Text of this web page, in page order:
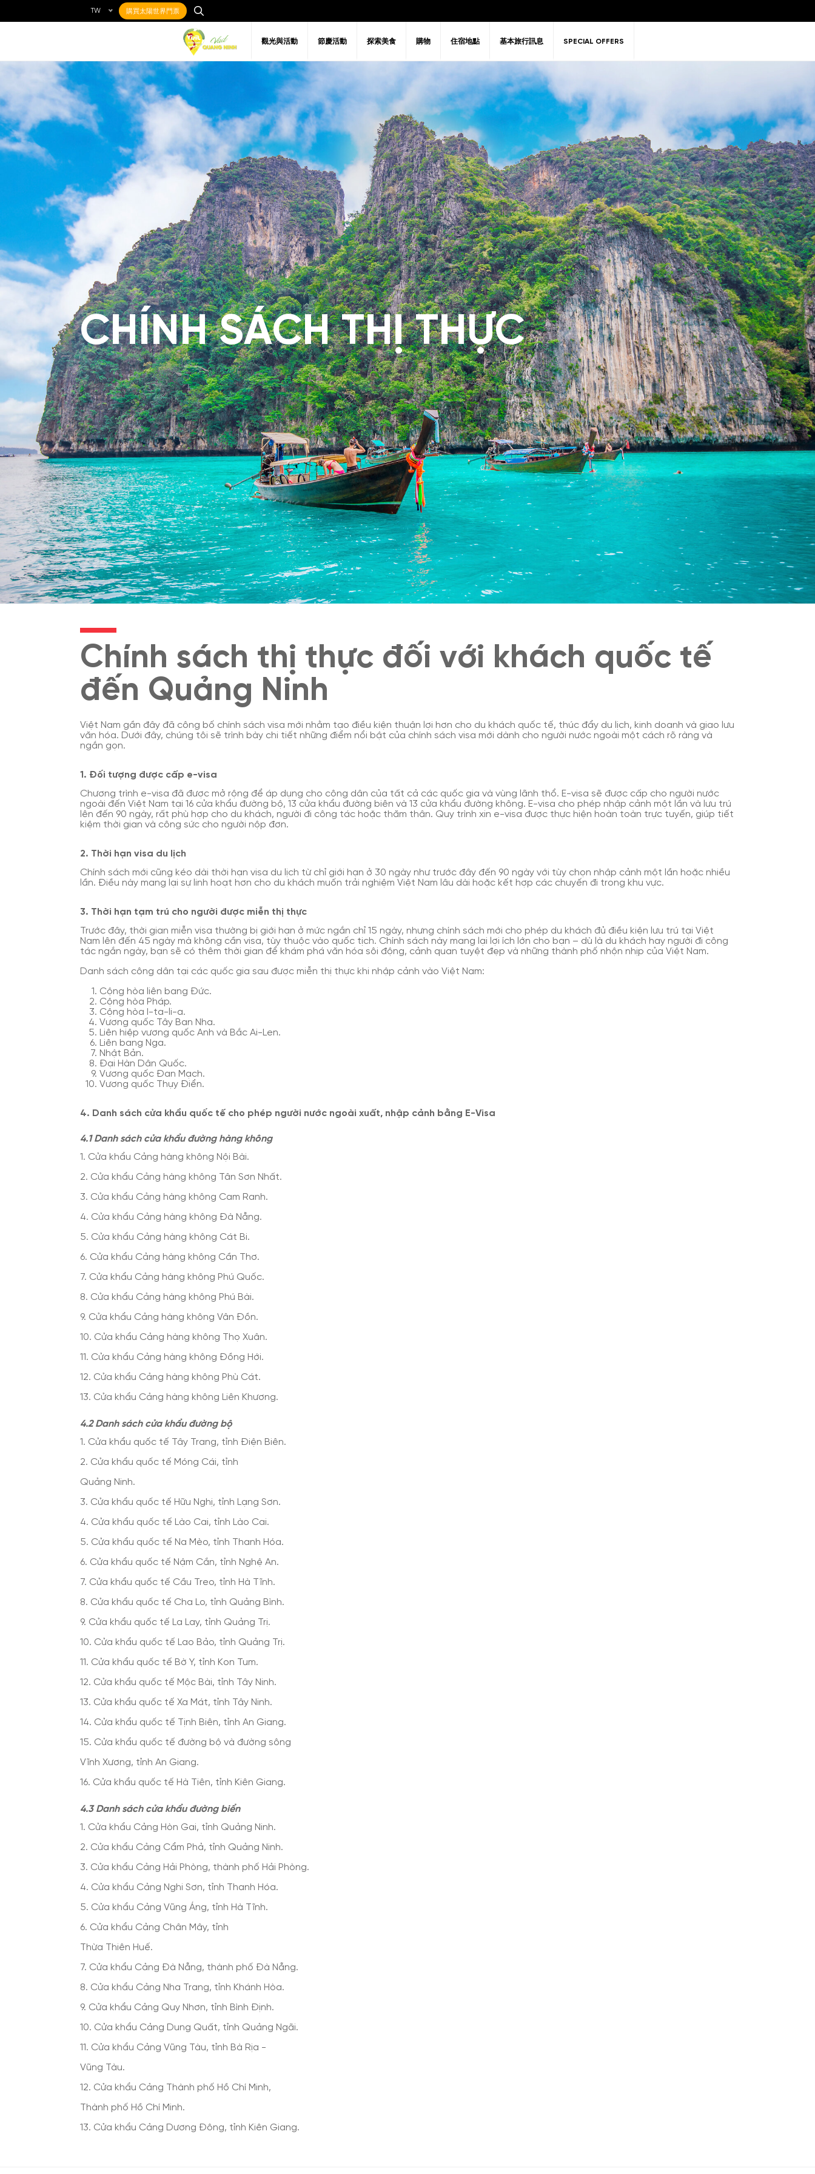
TW 購買太陽世界門票
觀光與活動 節慶活動 探索美食 購物 住宿地點 基本旅行訊息 SPECIAL OFFERS
最喜歡的目的地 藝術 歷史 建築學 文化 娛樂與放鬆 自然 高爾夫球
Local cuisine Places to eat Nightlife activities
About Quang Ninh
Getting to Quang
Getting around
Quang Ninh
Câu hỏi thường gặp Visa policy
CHÍNH SÁCH THỊ THỰC
Chính sách thị thực đối với khách quốc tế
đến Quảng Ninh
Việt Nam gần đây đã công bố chính sách visa mới nhằm tạo điều kiện thuận lợi hơn cho du khách quốc tế, thúc đẩy du lịch, kinh doanh và giao lưu
văn hóa. Dưới đây, chúng tôi sẽ trình bày chi tiết những điểm nổi bật của chính sách visa mới dành cho người nước ngoài một cách rõ ràng và
ngắn gọn.
1. Đối tượng được cấp e-visa
Chương trình e-visa đã được mở rộng để áp dụng cho công dân của tất cả các quốc gia và vùng lãnh thổ. E-visa sẽ được cấp cho người nước
ngoài đến Việt Nam tại 16 cửa khẩu đường bộ, 13 cửa khẩu đường biên và 13 cửa khẩu đường không. E-visa cho phép nhập cảnh một lần và lưu trú
lên đến 90 ngày, rất phù hợp cho du khách, người đi công tác hoặc thăm thân. Quy trình xin e-visa được thực hiện hoàn toàn trực tuyến, giúp tiết
kiệm thời gian và công sức cho người nộp đơn.
2. Thời hạn visa du lịch
Chính sách mới cũng kéo dài thời hạn visa du lịch từ chỉ giới hạn ở 30 ngày như trước đây đến 90 ngày với tùy chọn nhập cảnh một lần hoặc nhiều
lần. Điều này mang lại sự linh hoạt hơn cho du khách muốn trải nghiệm Việt Nam lâu dài hoặc kết hợp các chuyến đi trong khu vực.
3. Thời hạn tạm trú cho người được miễn thị thực
Trước đây, thời gian miễn visa thường bị giới hạn ở mức ngắn chỉ 15 ngày, nhưng chính sách mới cho phép du khách đủ điều kiện lưu trú tại Việt
Nam lên đến 45 ngày mà không cần visa, tùy thuộc vào quốc tịch. Chính sách này mang lại lợi ích lớn cho bạn – dù là du khách hay người đi công
tác ngắn ngày, bạn sẽ có thêm thời gian để khám phá văn hóa sôi động, cảnh quan tuyệt đẹp và những thành phố nhộn nhịp của Việt Nam.
Danh sách công dân tại các quốc gia sau được miễn thị thực khi nhập cảnh vào Việt Nam:
Cộng hòa liên bang Đức.
Cộng hòa Pháp.
Cộng hòa I-ta-li-a.
Vương quốc Tây Ban Nha.
Liên hiệp vương quốc Anh và Bắc Ai-Len.
Liên bang Nga.
Nhật Bản.
Đại Hàn Dân Quốc.
Vương quốc Đan Mạch.
Vương quốc Thụy Điển.
4. Danh sách cửa khẩu quốc tế cho phép người nước ngoài xuất, nhập cảnh bằng E-Visa
4.1 Danh sách cửa khẩu đường hàng không
1. Cửa khẩu Cảng hàng không Nội Bài.
2. Cửa khẩu Cảng hàng không Tân Sơn Nhất.
3. Cửa khẩu Cảng hàng không Cam Ranh.
4. Cửa khẩu Cảng hàng không Đà Nẵng.
5. Cửa khẩu Cảng hàng không Cát Bi.
6. Cửa khẩu Cảng hàng không Cần Thơ.
7. Cửa khẩu Cảng hàng không Phú Quốc.
8. Cửa khẩu Cảng hàng không Phú Bài.
9. Cửa khẩu Cảng hàng không Vân Đồn.
10. Cửa khẩu Cảng hàng không Thọ Xuân.
11. Cửa khẩu Cảng hàng không Đồng Hới.
12. Cửa khẩu Cảng hàng không Phù Cát.
13. Cửa khẩu Cảng hàng không Liên Khương.
4.2 Danh sách cửa khẩu đường bộ
1. Cửa khẩu quốc tế Tây Trang, tỉnh Điện Biên.
2. Cửa khẩu quốc tế Móng Cái, tỉnh
Quảng Ninh.
3. Cửa khẩu quốc tế Hữu Nghị, tỉnh Lạng Sơn.
4. Cửa khẩu quốc tế Lào Cai, tỉnh Lào Cai.
5. Cửa khẩu quốc tế Na Mèo, tỉnh Thanh Hóa.
6. Cửa khẩu quốc tế Nậm Cắn, tỉnh Nghệ An.
7. Cửa khẩu quốc tế Cầu Treo, tỉnh Hà Tĩnh.
8. Cửa khẩu quốc tế Cha Lo, tỉnh Quảng Bình.
9. Cửa khẩu quốc tế La Lay, tỉnh Quảng Trị.
10. Cửa khẩu quốc tế Lao Bảo, tỉnh Quảng Trị.
11. Cửa khẩu quốc tế Bờ Y, tỉnh Kon Tum.
12. Cửa khẩu quốc tế Mộc Bài, tỉnh Tây Ninh.
13. Cửa khẩu quốc tế Xa Mát, tỉnh Tây Ninh.
14. Cửa khẩu quốc tế Tịnh Biên, tỉnh An Giang.
15. Cửa khẩu quốc tế đường bộ và đường sông
Vĩnh Xương, tỉnh An Giang.
16. Cửa khẩu quốc tế Hà Tiên, tỉnh Kiên Giang.
4.3 Danh sách cửa khẩu đường biển
1. Cửa khẩu Cảng Hòn Gai, tỉnh Quảng Ninh.
2. Cửa khẩu Cảng Cẩm Phả, tỉnh Quảng Ninh.
3. Cửa khẩu Cảng Hải Phòng, thành phố Hải Phòng.
4. Cửa khẩu Cảng Nghi Sơn, tỉnh Thanh Hóa.
5. Cửa khẩu Cảng Vũng Áng, tỉnh Hà Tĩnh.
6. Cửa khẩu Cảng Chân Mây, tỉnh
Thừa Thiên Huế.
7. Cửa khẩu Cảng Đà Nẵng, thành phố Đà Nẵng.
8. Cửa khẩu Cảng Nha Trang, tỉnh Khánh Hòa.
9. Cửa khẩu Cảng Quy Nhơn, tỉnh Bình Định.
10. Cửa khẩu Cảng Dung Quất, tỉnh Quảng Ngãi.
11. Cửa khẩu Cảng Vũng Tàu, tỉnh Bà Rịa -
Vũng Tàu.
12. Cửa khẩu Cảng Thành phố Hồ Chí Minh,
Thành phố Hồ Chí Minh.
13. Cửa khẩu Cảng Dương Đông, tỉnh Kiên Giang.